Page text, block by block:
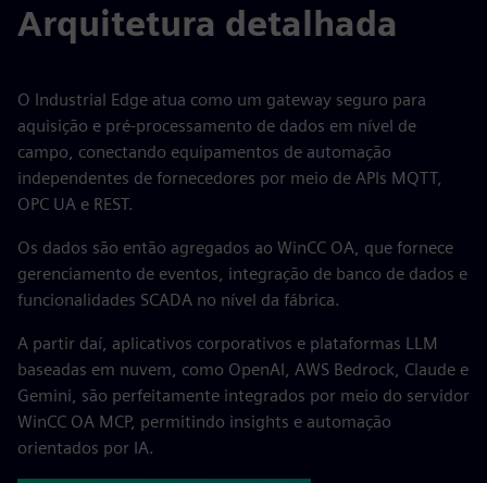
Arquitetura detalhada
O Industrial Edge atua como um gateway seguro para
aquisição e pré-processamento de dados em nível de
campo, conectando equipamentos de automação
independentes de fornecedores por meio de APIs MQTT,
OPC UA e REST.
Os dados são então agregados ao WinCC OA, que fornece
gerenciamento de eventos, integração de banco de dados e
funcionalidades SCADA no nível da fábrica.
A partir daí, aplicativos corporativos e plataformas LLM
baseadas em nuvem, como OpenAI, AWS Bedrock, Claude e
Gemini, são perfeitamente integrados por meio do servidor
WinCC OA MCP, permitindo insights e automação
orientados por IA.